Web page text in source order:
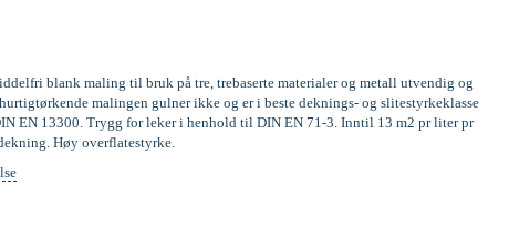
blank maling til bruk på tre, trebaserte materialer og metall utvendig og
malingen gulner ikke og er i beste deknings- og slitestyrkeklasse
EN 13300. Trygg for leker i henhold til DIN EN 71-3. Inntil 13 m2 pr liter pr
Høy overflatestyrke.